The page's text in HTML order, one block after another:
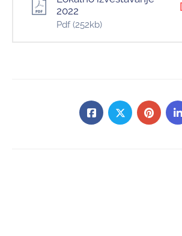
2022
Pdf(252kb)